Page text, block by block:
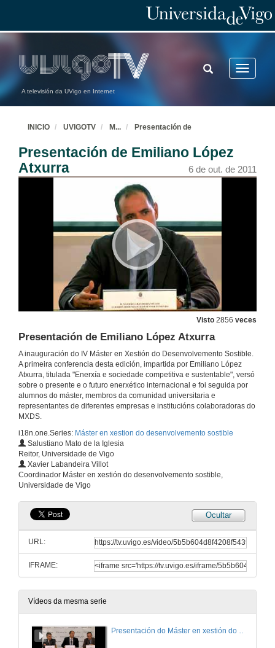
A televisión da UVigo en Internet
Toggle
TOGGLE
SEARCH
INICIO UVIGOTV M... Presentación de
Presentación de Emiliano López
Atxurra
6 de out. de 2011
Visto 2856 veces
Presentación de Emiliano López Atxurra
A inauguración do IV Máster en Xestión do Desenvolvemento Sostible.
A primeira conferencia desta edición, impartida por Emiliano López
Atxurra, titulada "Enerxía e sociedade competitiva e sustentable", versó
sobre o presente e o futuro enerxético internacional e foi seguida por
alumnos do máster, membros da comunidad universitaria e
representantes de diferentes empresas e institucións colaboradoras do
MXDS.
i18n.one.Series: Máster en xestion do desenvolvemento sostible
Salustiano Mato de la Iglesia
Reitor, Universidade de Vigo
Xavier Labandeira Villot
Coordinador Máster en xestión do desenvolvemento sostible,
Universidade de Vigo
Ocultar
URL:
IFRAME:
Vídeos da mesma serie
Presentación do Máster en xestión do desenvolvemento sostible